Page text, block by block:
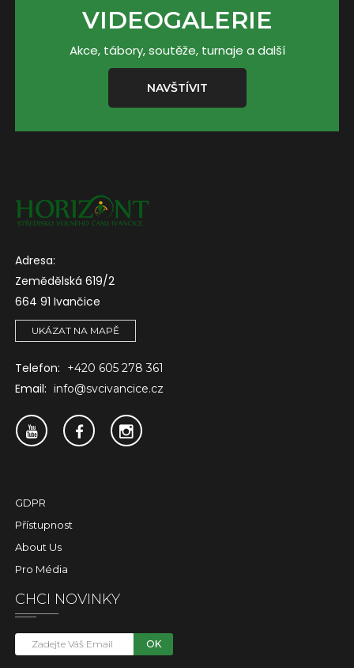
VIDEOGALERIE
Akce, tábory, soutěže, turnaje a další
NAVŠTÍVIT
Adresa:
Zemědělská 619/2
664 91 Ivančice
UKÁZAT NA MAPĚ
Telefon: +420 605 278 361
Email: info@svcivancice.cz
GDPR
Přístupnost
About Us
Pro Média
CHCI NOVINKY
OK